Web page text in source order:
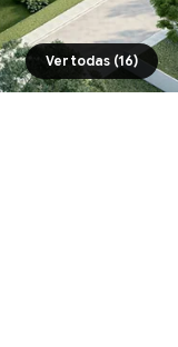
Ver todas (16)